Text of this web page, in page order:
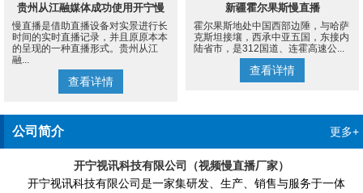
贵州从江融媒体成功使用开宁慢
直播设备案例
慢直播是借助直播设备对实景进行长
时间的实时直播记录，并且原原本本
的呈现的一种直播形式。贵州从江
融...
查看详情
新疆霍尔果斯慢直播
霍尔果斯地处中国西部边陲，与哈萨
克斯坦接壤，西承中亚五国，东接内
陆省市，是312国道、连霍高速公...
查看详情
公司简介 更多+
开宁视讯科技有限公司（视频慢直播厂家）
开宁视讯科技有限公司是一家集研发、生产、销售与服务于一体